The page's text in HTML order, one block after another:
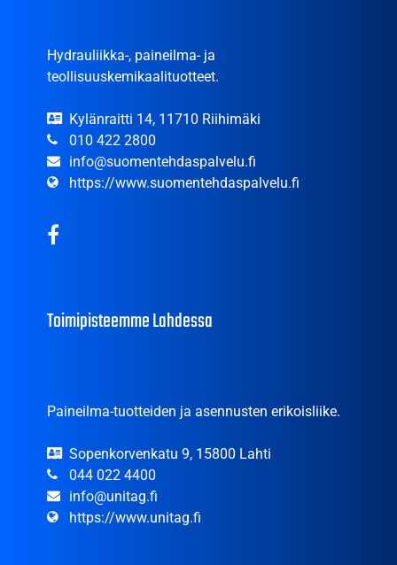
Hydrauliikka-, paineilma- ja
teollisuuskemikaalituotteet.
Kylänraitti 14, 11710 Riihimäki
010 422 2800
info@suomentehdaspalvelu.fi
https://www.suomentehdaspalvelu.fi
Toimipisteemme Lahdessa
Paineilma-tuotteiden ja asennusten erikoisliike.
Sopenkorvenkatu 9, 15800 Lahti
044 022 4400
info@unitag.fi
https://www.unitag.fi